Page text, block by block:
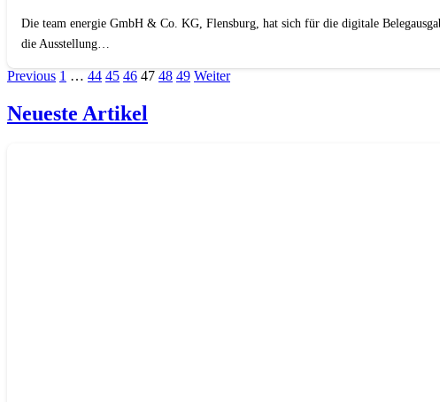
Die team energie GmbH & Co. KG, Flensburg, hat sich für die digitale
die Ausstellung…
Previous 1 … 44 45 46 47 48 49 Weiter
Neueste Artikel